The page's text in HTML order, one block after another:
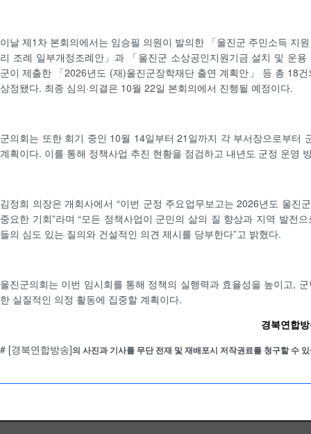
이날 제1차 본회의에서는 임승필 의원이 발의한 「울진군 주민소득 지
리 조례 일부개정조례안」과 「울진군 소상공인지원기금 설치 및 운
군이 제출한 「2026년도 (재)울진군장학재단 출연 계획안」 등 총 18
상정됐다. 최종 심의·의결은 10월 22일 본회의에서 진행될 예정이다.
군의회는 또한 회기 중인 10월 14일부터 21일까지 각 부서장으로부터
계획이다. 이를 통해 정책사업 추진 현황을 점검하고 내년도 군정 운영
김정희 의장은 개회사에서 “이번 군정 주요업무보고는 2026년도 울진
중요한 기회”라며 “모든 정책사업이 군민의 삶의 질 향상과 지역 발전
들의 심도 있는 질의와 건설적인 의견 제시를 당부한다”고 밝혔다.
울진군의회는 이번 임시회를 통해 정책의 실행력과 효율성을 높이고,
한 실질적인 의정 활동에 집중할 계획이다.
경북연합
# [경북연합방송]의 사진과 기사를 무단 전재 및 재배포시 저작권료를 청구할 수